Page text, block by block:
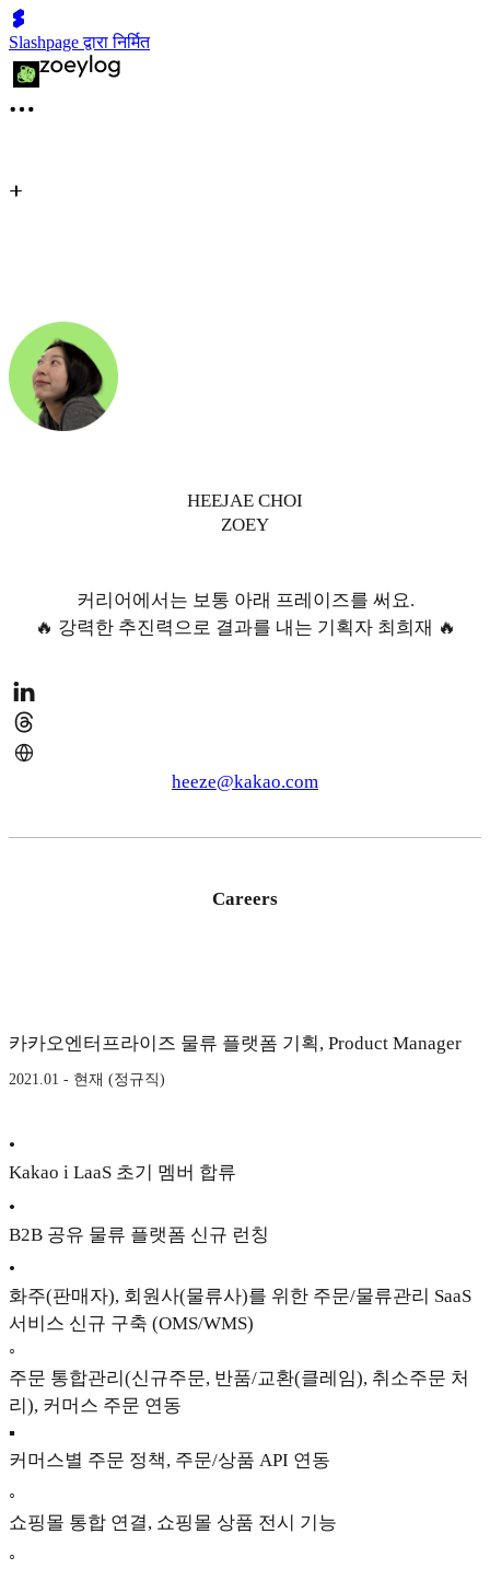
Slashpage द्वारा निर्मित
HEEJAE CHOI
ZOEY
커리어에서는 보통 아래 프레이즈를 써요.
🔥 강력한 추진력으로 결과를 내는 기획자 최희재 🔥
heeze@kakao.com
Careers
카카오엔터프라이즈 물류 플랫폼 기획, Product Manager
2021.01 - 현재 (정규직)
•
Kakao i LaaS 초기 멤버 합류
•
B2B 공유 물류 플랫폼 신규 런칭
•
화주(판매자), 회원사(물류사)를 위한 주문/물류관리 SaaS
서비스 신규 구축 (OMS/WMS)
◦
주문 통합관리(신규주문, 반품/교환(클레임), 취소주문 처
리), 커머스 주문 연동
▪
커머스별 주문 정책, 주문/상품 API 연동
◦
쇼핑몰 통합 연결, 쇼핑몰 상품 전시 기능
◦